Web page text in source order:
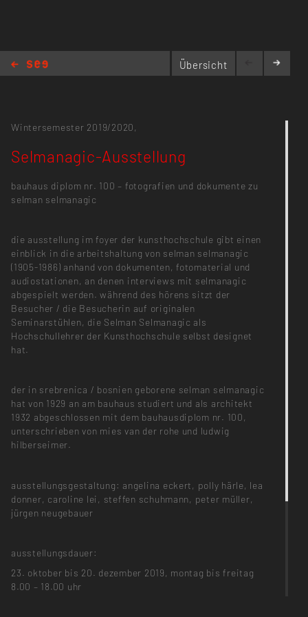
Übersicht
Wintersemester 2019/2020,
Selmanagic-Ausstellung
bauhaus diplom nr. 100 – fotografien und dokumente zu
selman selmanagic
die ausstellung im foyer der kunsthochschule gibt einen
einblick in die arbeitshaltung von selman selmanagic
(1905-1986) anhand von dokumenten, fotomaterial und
audiostationen, an denen interviews mit selmanagic
abgespielt werden. während des hörens sitzt der
Besucher / die Besucherin auf originalen
Seminarstühlen, die Selman Selmanagic als
Hochschullehrer der Kunsthochschule selbst designet
hat.
der in srebrenica / bosnien geborene selman selmanagic
hat von 1929 an am bauhaus studiert und als architekt
1932 abgeschlossen mit dem bauhausdiplom nr. 100,
unterschrieben von mies van der rohe und ludwig
hilberseimer.
ausstellungsgestaltung: angelina eckert, polly härle, lea
donner, caroline lei, steffen schuhmann, peter müller,
jürgen neugebauer
ausstellungsdauer:
23. oktober bis 20. dezember 2019, montag bis freitag
8.00 – 18.00 uhr